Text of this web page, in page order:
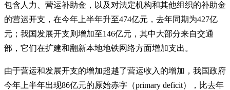
包含人力、营运补助金，以及对法定机构和其他组织的补助金
的营运开支，在今年上半年升至474亿元，去年同期为427亿
元；我国发展开支则增加至146亿元，其中大部分来自交通
部，它们在扩建和翻新本地地铁网络方面增加支出。
由于营运和发展开支的增加超越了营运收入的增加，我国政府
今年上半年出现86亿元的原始赤字（primary deficit），比去年